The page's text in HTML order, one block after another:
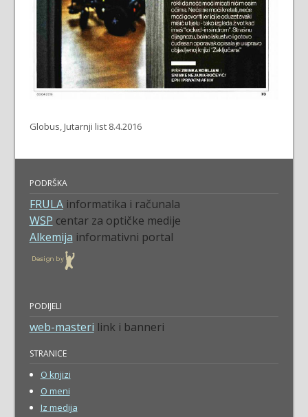
Globus, Jutarnji list 8.4.2016
PODRŠKA
FRULAinformatika i računala
WSP centar za optičke medije
Alkemija informativni portal
PODIJELI
web-masteri link i banneri
STRANICE
O knjizi
O meni
Iz medija